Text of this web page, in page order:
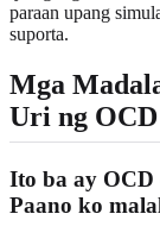
paraan upang
suporta.
Mga
Uri ng
Ito ba ay OCD
Paano ko